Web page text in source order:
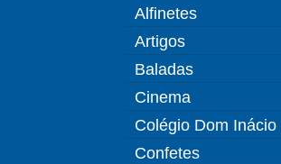
Alfinetes
Artigos
Baladas
Cinema
Colégio Dom Inácio
Confetes